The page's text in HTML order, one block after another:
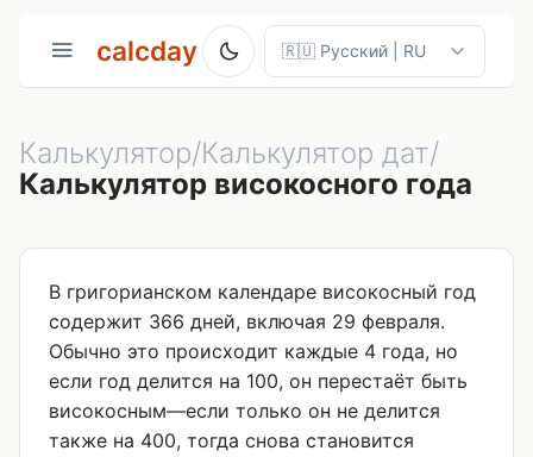
calcday
Калькулятор/Калькулятор дат/
Калькулятор високосного года
В григорианском календаре високосный год
содержит 366 дней, включая 29 февраля.
Обычно это происходит каждые 4 года, но
если год делится на 100, он перестаёт быть
високосным—если только он не делится
также на 400, тогда снова становится